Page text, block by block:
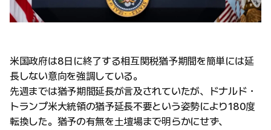
米国政府は8日に終了する相互関税猶予期間を簡単には延
長しない意向を強調している。
先週までは猶予期間延長が言及されていたが、ドナルド・
トランプ米大統領の猶予延長不要という姿勢により180度
転換した。猶予の有無を土壇場まで明らかにせず、